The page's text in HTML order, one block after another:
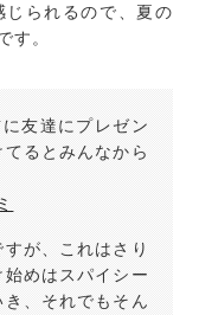
られるので、夏の
す。
友達にプレゼン
るとみんなから
が、これはさり
めはスパイシー
、それでもそん